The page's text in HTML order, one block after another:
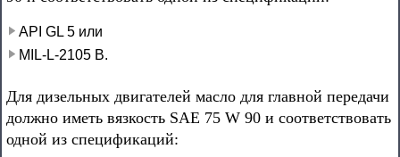
API GL 5 или
MIL-L-2105 В.
Для дизельных двигателей масло для главной передачи
должно иметь вязкость SAE 75 W 90 и соответствовать
одной из спецификаций: